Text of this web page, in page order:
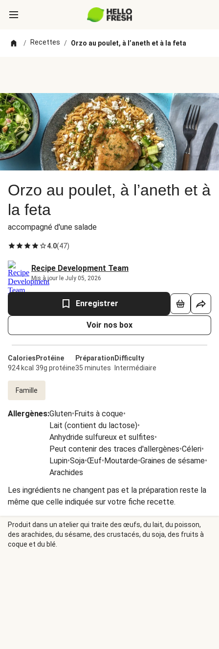
/ Recettes / Orzo au poulet, à l’aneth et à la feta
Orzo au poulet, à l’aneth et à
la feta
accompagné d'une salade
4.0(47)
Recipe Development Team
Mis à jour le July 05, 2026
Enregistrer
Voir nos box
Calories
924 kcal
Protéine
39g protéine
Préparation
35 minutes
Difficulty
Intermédiaire
Famille
Allergènes:Gluten•Fruits à coque•
Lait (contient du lactose)•
Anhydride sulfureux et sulfites•
Peut contenir des traces d'allergènes•Céleri•
Lupin•Soja•Œuf•Moutarde•Graines de sésame•
Arachides
Les ingrédients ne changent pas et la préparation reste la
même que celle indiquée sur votre fiche recette.
Produit dans un atelier qui traite des œufs, du lait, du poisson,
des arachides, du sésame, des crustacés, du soja, des fruits à
coque et du blé.